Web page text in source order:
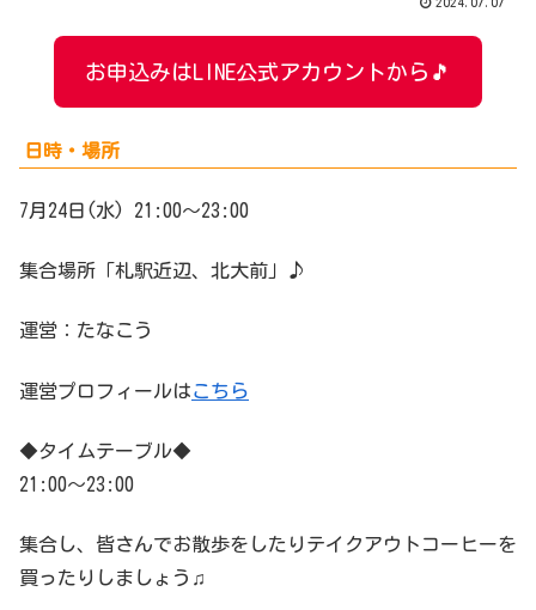
お申込みはLINE公式アカウントから🎵
日時・場所
7月24日(水) 21:00〜23:00
集合場所「札駅近辺、北大前」♪
運営：たなこう
運営プロフィールはこちら
◆タイムテーブル◆
21:00〜23:00
集合し、皆さんでお散歩をしたりテイクアウトコーヒーを
買ったりしましょう♫